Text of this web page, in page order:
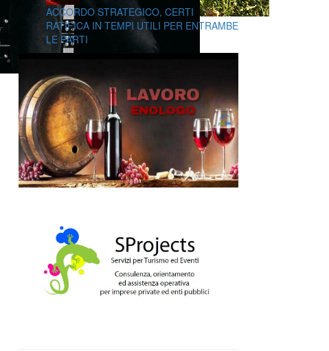
ACCORDO STRATEGICO, CERTI
RATIFICA IN TEMPI UTILI PER ENTRAMBE
LE PARTI